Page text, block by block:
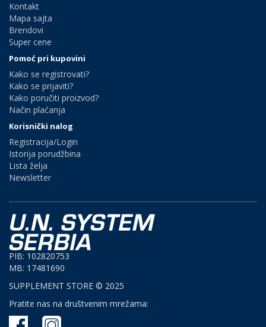
Kontakt
Mapa sajta
Brendovi
Super cene
Pomoć pri kupovini
Kako se registrovati?
Kako se prijaviti?
Kako poručiti proizvod?
Način plaćanja
Korisnički nalog
Registracija/Login
Istorija porudžbina
Lista želja
Newsletter
PIB: 102820753
MB: 17481690
SUPPLEMENT STORE © 2025
Pratite nas na društvenim mrežama: